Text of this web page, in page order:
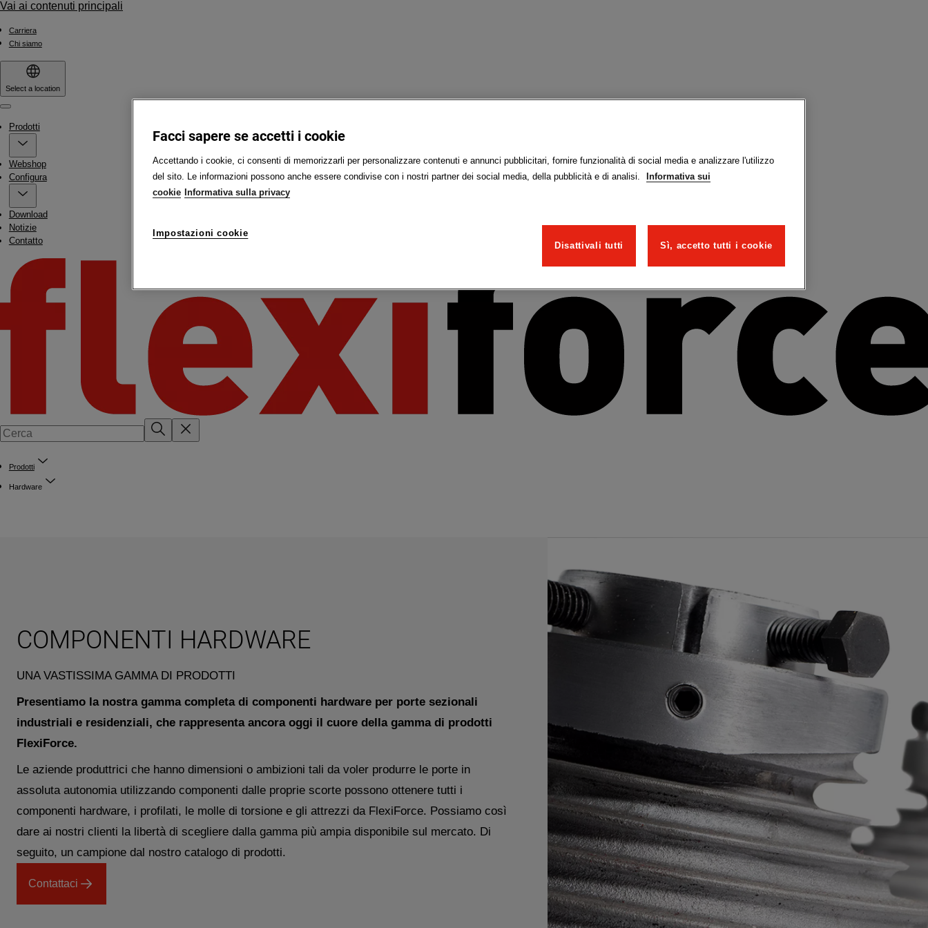
Vai ai contenuti principali
Carriera
Chi siamo
Select a location
Prodotti
Webshop
Configura
Download
Notizie
Contatto
Prodotti
Hardware
COMPONENTI HARDWARE
UNA VASTISSIMA GAMMA DI PRODOTTI
Presentiamo la nostra gamma completa di componenti hardware per porte sezionali
industriali e residenziali, che rappresenta ancora oggi il cuore della gamma di prodotti
FlexiForce.
Le aziende produttrici che hanno dimensioni o ambizioni tali da voler produrre le porte in
assoluta autonomia utilizzando componenti dalle proprie scorte possono ottenere tutti i
componenti hardware, i profilati, le molle di torsione e gli attrezzi da FlexiForce. Possiamo così
dare ai nostri clienti la libertà di scegliere dalla gamma più ampia disponibile sul mercato. Di
seguito, un campione dal nostro catalogo di prodotti.
Contattaci
Facci sapere se accetti i cookie
Accettando i cookie, ci consenti di memorizzarli per personalizzare contenuti e annunci pubblicitari, fornire funzionalità di social media e analizzare l'utilizzo
del sito. Le informazioni possono anche essere condivise con i nostri partner dei social media, della pubblicità e di analisi.
Informativa sui
cookie Informativa sulla privacy
Disattivali tutti Sì, accetto tutti i cookie
Impostazioni cookie